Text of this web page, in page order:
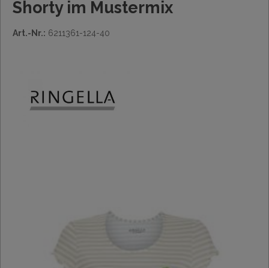
Shorty im Mustermix
Art.-Nr.: 6211361-124-40